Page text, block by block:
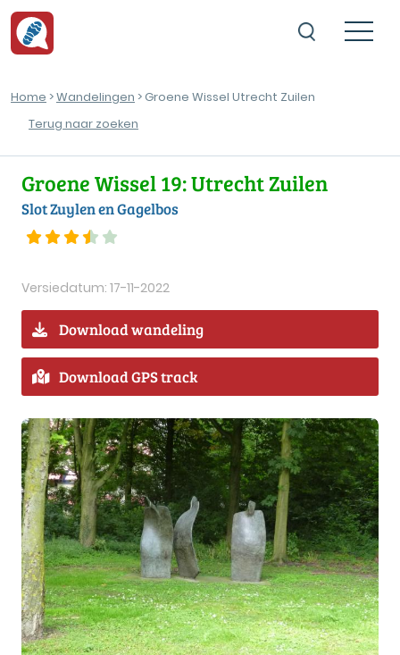
Home >Wandelingen > Groene Wissel Utrecht Zuilen
Terug naar zoeken
Groene Wissel 19: Utrecht Zuilen
Slot Zuylen en Gagelbos
Versiedatum: 17-11-2022
Download wandeling
Download GPS track